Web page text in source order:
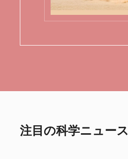
注目の科学ニュース